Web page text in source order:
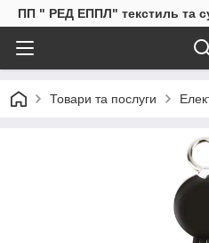
ПП " РЕД ЕППЛ" текстиль та
Товари та послуги